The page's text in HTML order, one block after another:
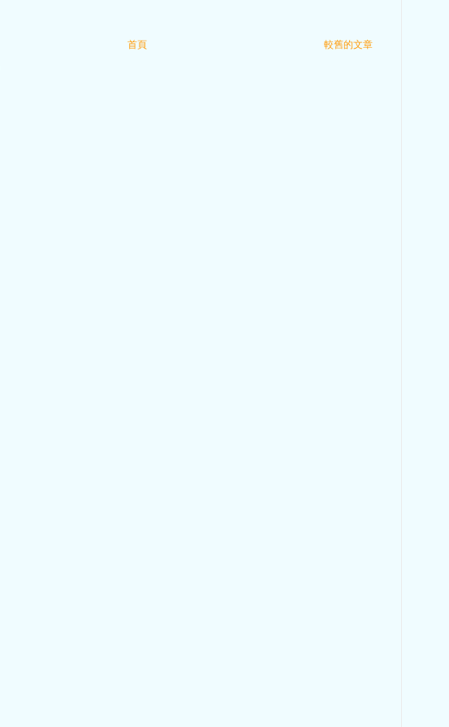
較舊的文章
首頁